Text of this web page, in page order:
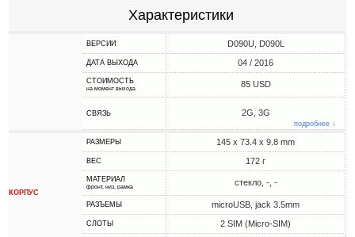
Характеристики
ВЕРСИИ D090U, D090L
ДАТА ВЫХОДА 04 / 2016
СТОИМОСТЬ
на момент выхода 85 USD
СВЯЗЬ 2G, 3G
подробнее ↓
КОРПУС
РАЗМЕРЫ 145 x 73.4 x 9.8 mm
ВЕС 172 г
МАТЕРИАЛ
фронт, низ, рамка стекло, -, -
РАЗЪЕМЫ microUSB, jack 3.5mm
СЛОТЫ 2 SIM (Micro-SIM)